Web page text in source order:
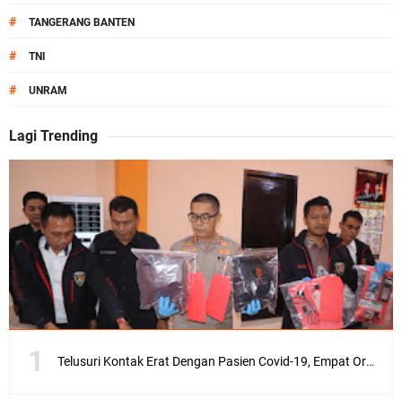
# TANGERANG BANTEN
# TNI
# UNRAM
Lagi Trending
Telusuri Kontak Erat Dengan Pasien Covid-19, Empat Orang di Desa Kedaro Sekotong Dirapid